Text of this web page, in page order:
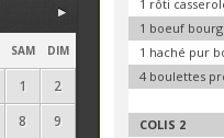
SAM DIM
1
2
8
9
1 rôti
1 boeuf
1 haché pur
4 boulettes
COLIS 2